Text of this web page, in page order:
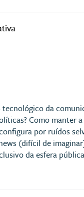
da
Como manter
por ruídos
(difícil de
da esfera